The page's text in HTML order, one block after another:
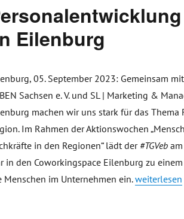
Eilenburg
05. September 2023: Gemeinsam
Sachsen e. V. und SL | Marketing &
machen wir uns stark für das Thema
Im Rahmen der Aktionswochen
in den Regionen“ lädt der#TGVeb
in den Coworkingspace Eilenburg zu
Menschen im Unternehmen ein. weiterlesen